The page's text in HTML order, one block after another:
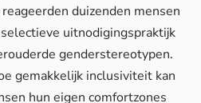
duizenden mensen
selectieve uitnodigingspraktijk
genderstereotypen.
gemakkelijk inclusiviteit kan
hun eigen comfortzones